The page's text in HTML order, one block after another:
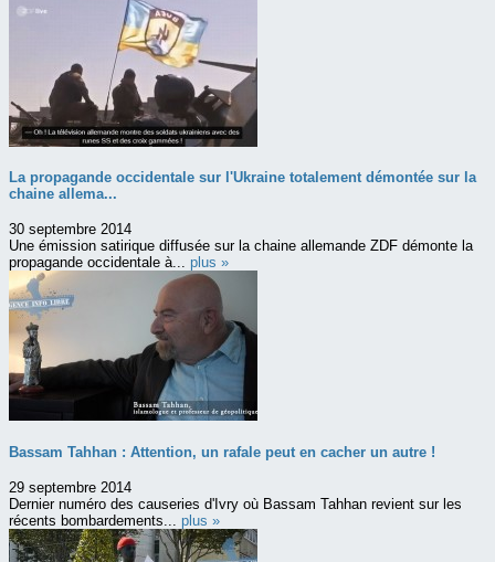
La propagande occidentale sur l'Ukraine totalement démontée sur la
chaine allema...
30 septembre 2014
Une émission satirique diffusée sur la chaine allemande ZDF démonte la
propagande occidentale à... plus »
Bassam Tahhan : Attention, un rafale peut en cacher un autre !
29 septembre 2014
Dernier numéro des causeries d'Ivry où Bassam Tahhan revient sur les
récents bombardements... plus »